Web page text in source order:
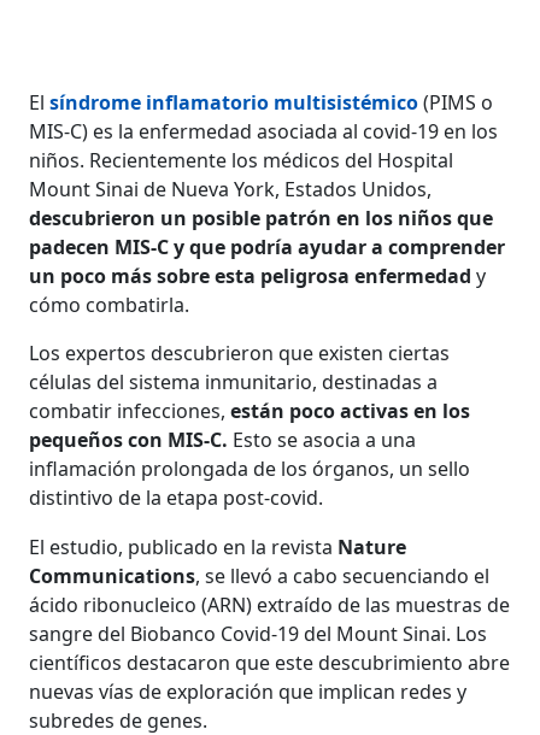
Elsíndrome inflamatorio multisistémico(PIMS o
MIS-C) es la enfermedad asociada al covid-19 en los
niños. Recientemente los médicos del Hospital
Mount Sinai de Nueva York, Estados Unidos,
descubrieron un posible patrón en los niños que
padecen MIS-C y que podría ayudar a comprender
un poco más sobre esta peligrosa enfermedad y
cómo combatirla.
Los expertos descubrieron que existen ciertas
células del sistema inmunitario, destinadas a
combatir infecciones,están poco activas en los
pequeños con MIS-C. Esto se asocia a una
inflamación prolongada de los órganos, un sello
distintivo de la etapa post-covid.
El estudio, publicado en la revista Nature
Communications, se llevó a cabo secuenciando el
ácido ribonucleico (ARN) extraído de las muestras de
sangre del Biobanco Covid-19 del Mount Sinai. Los
científicos destacaron que este descubrimiento abre
nuevas vías de exploración que implican redes y
subredes de genes.